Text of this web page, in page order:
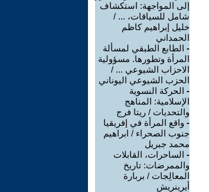
إلى المواجهة: استكشاف
شامل للسياقات، ... /
خليل إبراهيم كاظم
الحمداني
- الطابع الطبقي لمسألة
المرأة وتطورها. مسؤولية
الاحزاب الشيوعي ... /
الحزب الشيوعي اليوناني
- الحركة النسوية
الإسلامية: المناهج
والتحديات / ريتا فرج
- واقع المرأة في إفريقيا
جنوب الصحراء / ابراهيم
محمد جبريل
- الساحرات، القابلات
والممرضات: تاريخ
المعالِجات / بربارة
أيرينريش